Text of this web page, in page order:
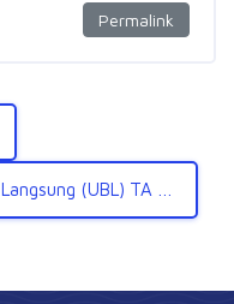
Permalink